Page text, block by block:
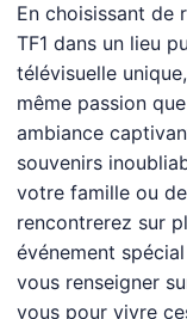
En choisissant de
TF1 dans un lieu
télévisuelle
même passion
ambiance
souvenirs
votre famille ou
rencontrerez sur
événement
vous renseigner
vous pour vivre